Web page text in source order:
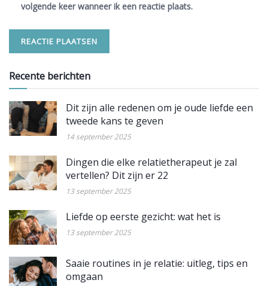
volgende keer wanneer ik een reactie plaats.
Recente berichten
Dit zijn alle redenen om je oude liefde een
tweede kans te geven
14 september 2025
Dingen die elke relatietherapeut je zal
vertellen? Dit zijn er 22
13 september 2025
Liefde op eerste gezicht: wat het is
13 september 2025
Saaie routines in je relatie: uitleg, tips en
omgaan